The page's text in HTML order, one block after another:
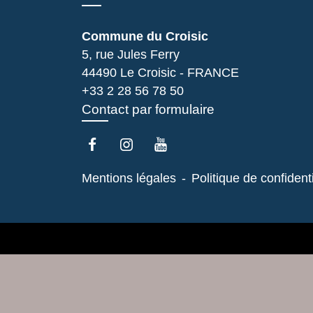
Commune du Croisic
5, rue Jules Ferry
44490 Le Croisic - FRANCE
+33 2 28 56 78 50
Contact par formulaire
Mentions légales - Politique de